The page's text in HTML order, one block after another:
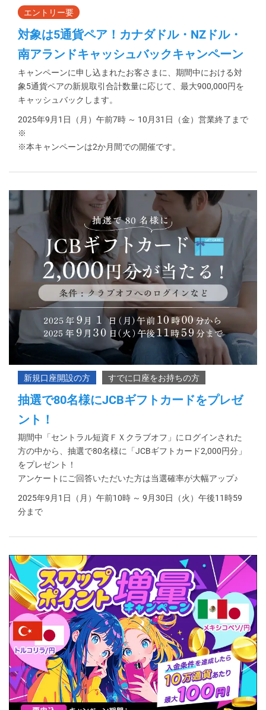
対象は5通貨ペア！カナダドル・NZドル・
南アランドキャッシュバックキャンペーン
キャンペーンに申し込まれたお客さまに、期間中における対
象5通貨ペアの新規取引合計数量に応じて、最大900,000円を
キャッシュバックします。
2025年9月1日（月）午前7時 ～ 10月31日（金）営業終了まで
※
※本キャンペーンは2か月間での開催です。
抽選で80名様にJCBギフトカードをプレゼ
ント！
期間中「セントラル短資ＦＸクラブオフ」にログインされた
方の中から、抽選で80名様に「JCBギフトカード2,000円分」
をプレゼント！
アンケートにご回答いただいた方は当選確率が大幅アップ♪
2025年9月1日（月）午前10時 ～ 9月30日（火）午後11時59
分まで